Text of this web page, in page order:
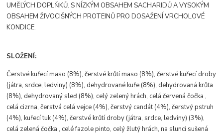
UMĚLÝCH DOPLŇKŮ. S NÍZKÝM OBSAHEM SACHARIDŮ A VYSOKÝM
OBSAHEM ŽIVOCIŠNÝCH PROTEINŮ PRO DOSAŽENÍ VRCHOLOVÉ
KONDICE.
SLOŽENÍ:
Čerstvé kuřecí maso (8%), čerstvé krůtí maso (8%), čerstvé kuřecí droby
(játra, srdce, ledviny) (8%), dehydrované kuře (8%), dehydrovaná krůta
(8%), dehydrovaný sleď (8%), celý zelený hrách, celá červená čočka ,
celá cizrna, čerstvá celá vejce (4%), čerstvý candát (4%), čerstvý pstruh
(4%), kuřecí tuk (4%), čerstvé krůtí droby (játra, srdce, ledviny) (3%),
celá zelená čočka , celé fazole pinto, celý žlutý hrách, na slunci sušená